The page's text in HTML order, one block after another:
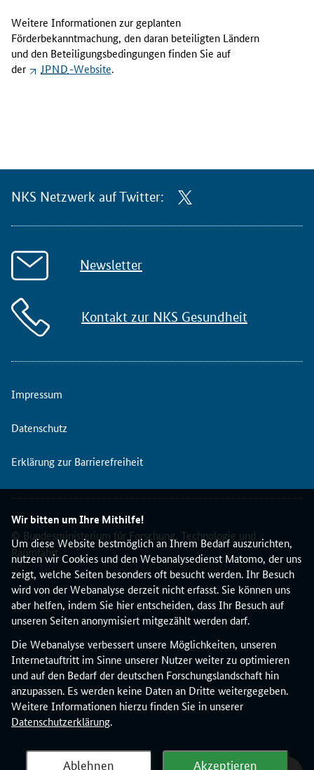
Wir bitten um Ihre Mithilfe!
Um diese Website bestmöglich an Ihrem Bedarf auszurichten,
nutzen wir Cookies und den Webanalysedienst Matomo, der uns
zeigt, welche Seiten besonders oft besucht werden. Ihr Besuch
wird von der Webanalyse derzeit nicht erfasst. Sie können uns
aber helfen, indem Sie hier entscheiden, dass Ihr Besuch auf
unseren Seiten anonymisiert mitgezählt werden darf.
Die Webanalyse verbessert unsere Möglichkeiten, unseren
Internetauftritt im Sinne unserer Nutzer weiter zu optimieren
und auf den Bedarf der deutschen Forschungslandschaft hin
anzupassen. Es werden keine Daten an Dritte weitergegeben.
Weitere Informationen hierzu finden Sie in unserer
Datenschutzerklärung.
Ablehnen Akzeptieren
Weitere Informationen zur geplanten
Förderbekanntmachung, den daran beteiligten Ländern
und den Beteiligungsbedingungen finden Sie auf
der
JPND-Website.
NKS Netzwerk auf Twitter:
Newsletter
Kontakt zur NKS Gesundheit
Impressum
Datenschutz
Erklärung zur Barrierefreiheit
© Bundesministerium für Forschung, Technologie und
Raumfahrt